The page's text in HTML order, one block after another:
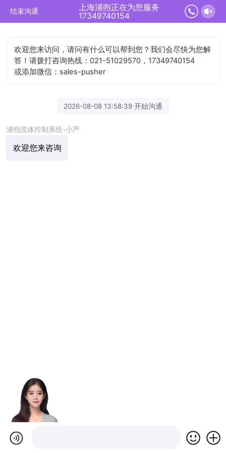
结束沟通
上海浦煦正在为您服务
17349740154
欢迎您来访问，请问有什么可以帮到您？我们会尽快为您解
答！请拨打咨询热线：021-51029570，17349740154
或添加微信：sales-pusher
2026-08-08 13:58:39 开始沟通
浦煦流体控制系统-小严
欢迎您来咨询